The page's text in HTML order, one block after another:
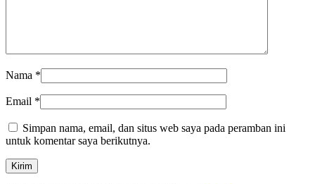
Nama *
Email *
Simpan nama, email, dan situs web saya pada peramban ini
untuk komentar saya berikutnya.